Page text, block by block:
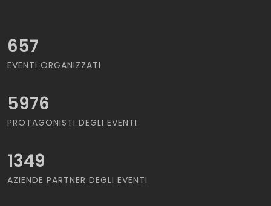
657
EVENTI ORGANIZZATI
5976
PROTAGONISTI DEGLI EVENTI
1349
AZIENDE PARTNER DEGLI EVENTI